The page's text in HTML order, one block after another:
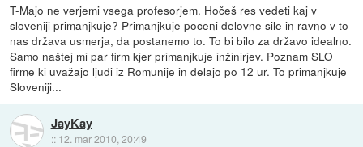
T-Majo ne verjemi vsega profesorjem. Hočeš res vedeti kaj v
sloveniji primanjkuje? Primanjkuje poceni delovne sile in ravno v to
nas država usmerja, da postanemo to. To bi bilo za državo idealno.
Samo naštej mi par firm kjer primanjkuje inžinirjev. Poznam SLO
firme ki uvažajo ljudi iz Romunije in delajo po 12 ur. To primanjkuje
Sloveniji...
JayKay
:: 12. mar 2010, 20:49